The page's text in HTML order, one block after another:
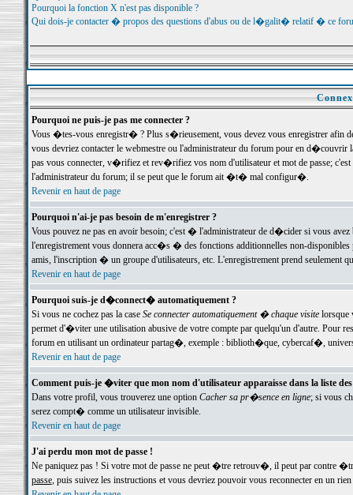
Pourquoi la fonction X n'est pas disponible ?
Qui dois-je contacter � propos des questions d'abus ou de l�galit� relatif � ce
Pourquoi ne puis-je pas me connecter ?
Vous �tes-vous enregistr� ? Plus s�rieusement, vous devez vous enregistrer
vous devriez contacter le webmestre ou l'administrateur du forum pour en
pas vous connecter, v�rifiez et rev�rifiez vos nom d'utilisateur et mot de passe;
l'administrateur du forum; il se peut que le forum ait �t� mal configur�.
Revenir en haut de page
Pourquoi n'ai-je pas besoin de m'enregistrer ?
Vous pouvez ne pas en avoir besoin; c'est � l'administrateur de d�cider si vous
l'enregistrement vous donnera acc�s � des fonctions additionnelles non-
amis, l'inscription � un groupe d'utilisateurs, etc. L'enregistrement prend seulement
Revenir en haut de page
Pourquoi suis-je d�connect� automatiquement ?
Si vous ne cochez pas la case Se connecter automatiquement � chaque visitelorsque
permet d'�viter une utilisation abusive de votre compte par quelqu'un d'autre. Pour
forum en utilisant un ordinateur partag�, exemple : biblioth�que, cybercaf�,
Revenir en haut de page
Comment puis-je �viter que mon nom d'utilisateur apparaisse dans la liste
Dans votre profil, vous trouverez une option Cacher sa pr�sence en ligne; si vous
serez compt� comme un utilisateur invisible.
Revenir en haut de page
J'ai perdu mon mot de passe !
Ne paniquez pas ! Si votre mot de passe ne peut �tre retrouv�, il peut par contre
passe, puis suivez les instructions et vous devriez pouvoir vous reconnecter en un rien